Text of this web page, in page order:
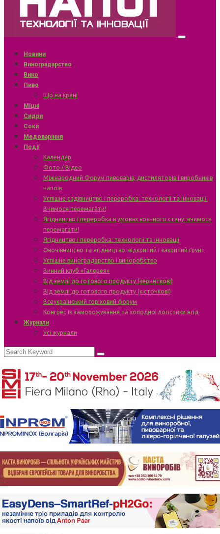
Новини
Виноградарство
Вино
Пиво
Що на крані
Міцні
Сидри
Соки
Медоваріння
Події
Календар
Фото / Відео
Міжнародний Форум пивоварів, дистиляторів і виробників
напоїв
Успішне садівництво і переробка: технології та інновації.
Вчимося перемагати!
Ягідництво і переробка в умовах воєнного стану: вчимося
перемагати!
Ягідництво і переробка: технології та інновації
Овочівництво та ягідництво: відкритий і закритий ґрунт
Успішне виноградарство і виноробство
Винний клуб «Галерея»
Від землі до готового продукту (зерняткові)
Від землі до готового продукту (кісточкові)
Всеукраїнський горіховий форум
Конгрес із заморожування та холодної логістики ягід
Журнали
Усі журнали